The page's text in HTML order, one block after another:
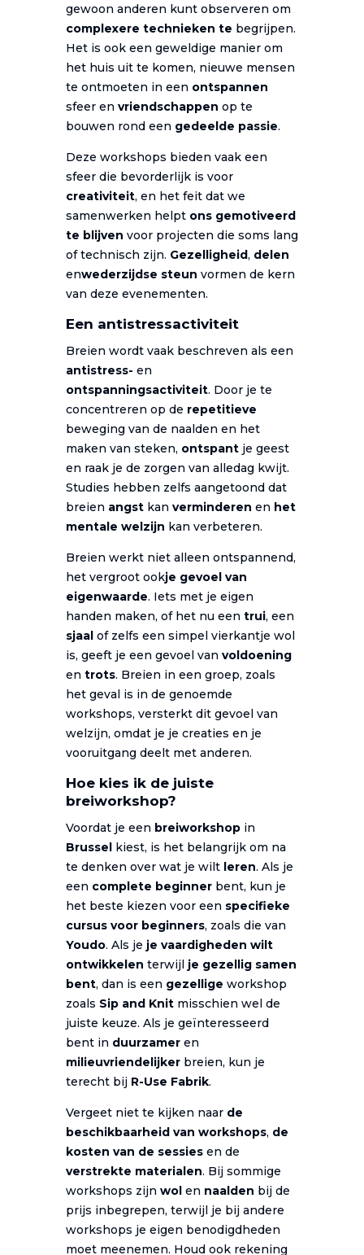
gewoon anderen kunt observeren om
complexere technieken te begrijpen.
Het is ook een geweldige manier om
het huis uit te komen, nieuwe mensen
te ontmoeten in een ontspannen
sfeer en vriendschappen op te
bouwen rond een gedeelde passie.
Deze workshops bieden vaak een
sfeer die bevorderlijk is voor
creativiteit, en het feit dat we
samenwerken helpt ons gemotiveerd
te blijven voor projecten die soms lang
of technisch zijn. Gezelligheid, delen
enwederzijdse steun vormen de kern
van deze evenementen.
Een antistressactiviteit
Breien wordt vaak beschreven als een
antistress- en
ontspanningsactiviteit. Door je te
concentreren op de repetitieve
beweging van de naalden en het
maken van steken, ontspantje geest
en raak je de zorgen van alledag kwijt.
Studies hebben zelfs aangetoond dat
breien angstkan verminderen en het
mentale welzijn kan verbeteren.
Breien werkt niet alleen ontspannend,
het vergroot ookje gevoel van
eigenwaarde. Iets met je eigen
handen maken, of het nu een trui, een
sjaalof zelfs een simpel vierkantje wol
is, geeft je een gevoel van voldoening
en trots. Breien in een groep, zoals
het geval is in de genoemde
workshops, versterkt dit gevoel van
welzijn, omdat je je creaties en je
vooruitgang deelt met anderen.
Hoe kies ik de juiste
breiworkshop?
Voordat je een breiworkshopin
Brusselkiest, is het belangrijk om na
te denken over wat je wilt leren. Als je
een complete beginnerbent, kun je
het beste kiezen voor een specifieke
cursus voor beginners, zoals die van
Youdo. Als je je vaardigheden wilt
ontwikkelen terwijl je gezellig samen
bent, dan is een gezellige workshop
zoals Sip and Knitmisschien wel de
juiste keuze. Als je geïnteresseerd
bent in duurzameren
milieuvriendelijkerbreien, kun je
terecht bij R-Use Fabrik.
Vergeet niet te kijken naar de
beschikbaarheid van workshops, de
kosten van de sessiesen de
verstrekte materialen. Bij sommige
workshops zijn wolen naalden bij de
prijs inbegrepen, terwijl je bij andere
workshops je eigen benodigdheden
moet meenemen. Houd ook rekening